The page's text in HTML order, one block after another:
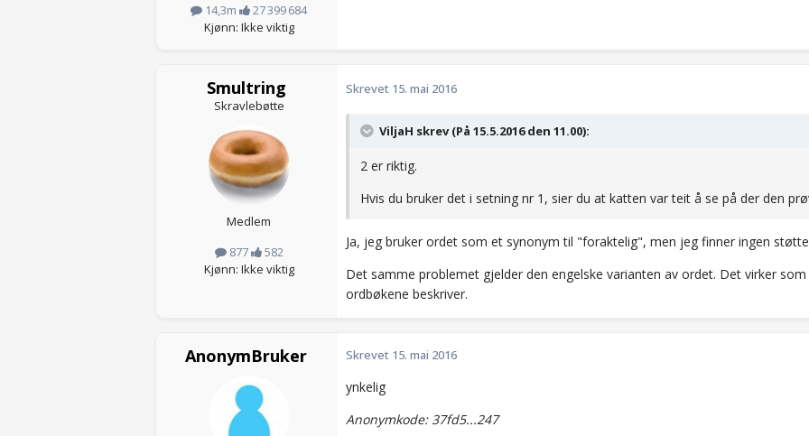
14,3m
27 399 684
Kjønn: Ikke viktig
Smultring
Skravlebøtte
Medlem
877
582
Kjønn: Ikke viktig
Skrevet 15. mai 2016
ViljaH skrev (På 15.5.2016 den 11.00):
2 er riktig.
Hvis du bruker det i setning nr 1, sier du at katten var teit å se på der den
Ja, jeg bruker ordet som et synonym til "foraktelig", men jeg finner ingen
Det samme problemet gjelder den engelske varianten av ordet. Det virker
ordbøkene beskriver.
AnonymBruker Skrevet 15. mai 2016
ynkelig
Anonymkode: 37fd5...247